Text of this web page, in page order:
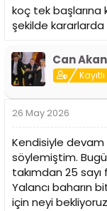
koç tek
şekilde kararlarda
Can Akan
26 May 2026
Kendisiyle
söylemiştim.
takımdan 25 sayı
Yalancı baharın
için neyi